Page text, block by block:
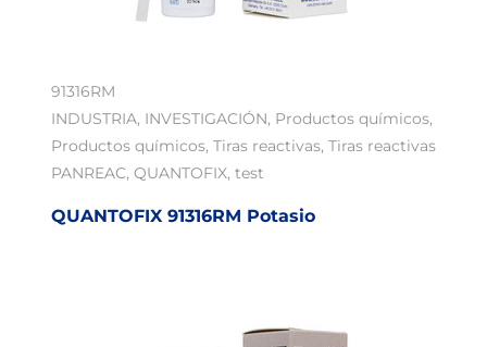
91316RM
INDUSTRIA, INVESTIGACIÓN, Productos químicos,
Productos químicos, Tiras reactivas, Tiras reactivas
PANREAC, QUANTOFIX, test
QUANTOFIX 91316RM Potasio